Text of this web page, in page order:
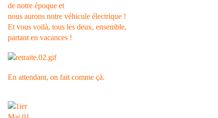
de notre époque et
nous aurons notre véhicule électrique !
Et vous voilà, tous les deux, ensemble,
partant en vacances !
En attendant, on fait comme çà.